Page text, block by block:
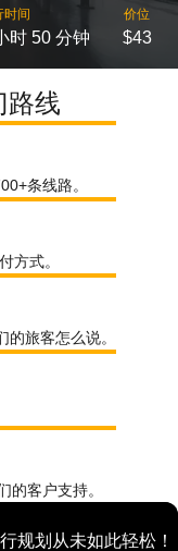
时间
时 50 分钟
价位
$43
路线
条线路。
方式。
的旅客怎么说。
的客户支持。
规划从未如此轻松！